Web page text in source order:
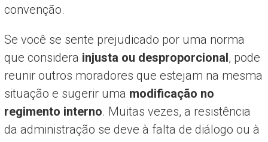
convenção.
Se você se sente prejudicado por uma norma
que considera injusta ou desproporcional, pode
reunir outros moradores que estejam na mesma
situação e sugerir uma modificação no
regimento interno. Muitas vezes, a resistência
da administração se deve à falta de diálogo ou à